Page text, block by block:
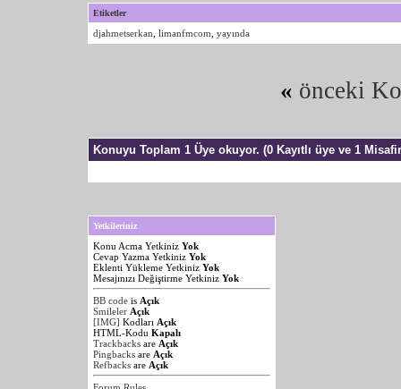
Etiketler
djahmetserkan limanfmcom yayında
« önceki
Konuyu Toplam 1 Üye okuyor. (0 Kayıtlı üye ve 1
Yetkileriniz
Konu Acma Yetkiniz Yok
Cevap Yazma Yetkiniz Yok
Eklenti Yükleme Yetkiniz Yok
Mesajınızı Değiştirme Yetkiniz Yok
BB code is Açık
Smileler Açık
[IMG] Kodları Açık
HTML-Kodu Kapalı
Trackbacks are Açık
Pingbacks are Açık
Refbacks are Açık